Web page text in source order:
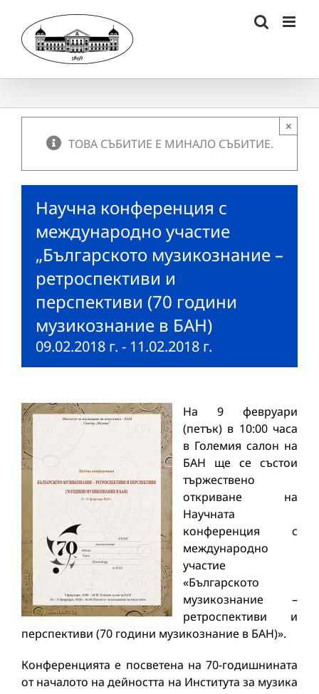
content
ТОВА СЪБИТИЕ Е МИНАЛО СЪБИТИЕ.
×
Научна конференция с
международно участие
„Българското музикознание –
ретроспективи и
перспективи (70 години
музикознание в БАН)
09.02.2018 г. - 11.02.2018 г.
На 9 февруари
(петък) в 10:00 часа
в Големия салон на
БАН ще се състои
тържествено
откриване на
Научната
конференция с
международно
участие
«Българското
музикознание –
ретроспективи и
перспективи (70 години музикознание в БАН)».
Конференцията е посветена на 70-годишнината
от началото на дейността на Института за музика